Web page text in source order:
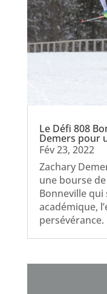
Le Défi 808
Demers pour
Fév 23, 2022
Zachary
une bourse
Bonneville qui
académique,
persévérance.